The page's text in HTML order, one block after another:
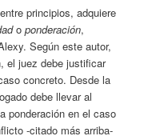
principios, adquiere
oponderación,
Según este autor,
el juez debe justificar
concreto. Desde la
debe llevar al
ponderación en el caso
-citado más arriba-